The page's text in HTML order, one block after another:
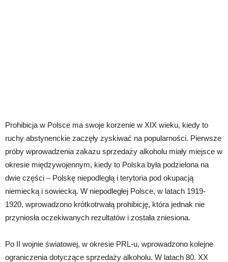
Prohibicja w Polsce ma swoje korzenie w XIX wieku, kiedy to
ruchy abstynenckie zaczęły zyskiwać na popularności. Pierwsze
próby wprowadzenia zakazu sprzedaży alkoholu miały miejsce w
okresie międzywojennym, kiedy to Polska była podzielona na
dwie części – Polskę niepodległą i terytoria pod okupacją
niemiecką i sowiecką. W niepodległej Polsce, w latach 1919-
1920, wprowadzono krótkotrwałą prohibicję, która jednak nie
przyniosła oczekiwanych rezultatów i została zniesiona.
Po II wojnie światowej, w okresie PRL-u, wprowadzono kolejne
ograniczenia dotyczące sprzedaży alkoholu. W latach 80. XX